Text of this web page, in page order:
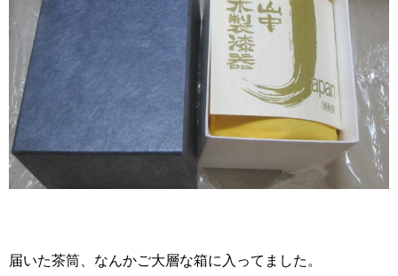
届いた茶筒、なんかご大層な箱に入ってました。